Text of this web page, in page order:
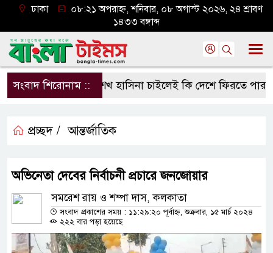
ঢাকা
০৮:২১ অপরাহ্ন, শনিবার, ০৮ অগাস্ট ২০২৬, ২৪ শ্রাবণ
১৪৩৩ বঙ্গাব্দ
সংবাদ শিরোনাম ::শেখ হাসিনা চাইলেই কি দেশে ফিরতে পারবেন?
প্রচ্ছদ / আন্তর্জাতিক
অভিনেতা দেবের নির্বাচনী প্রচারে জনজোয়ার
সমরেশ রায় ও শম্পা দাস, কলকাতা
সংবাদ প্রকাশের সময় : ১১:২৯:২০ পূর্বাহ্ন, শুক্রবার, ১৫ মার্চ ২০২৪
২২২ বার পড়া হয়েছে